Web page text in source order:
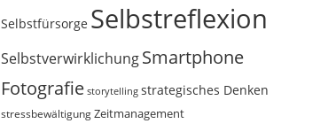
Selbstfürsorge Selbstreflexion
SelbstverwirklichungSmartphone
Fotografie storytelling strategisches Denken
stressbewältigung Zeitmanagement